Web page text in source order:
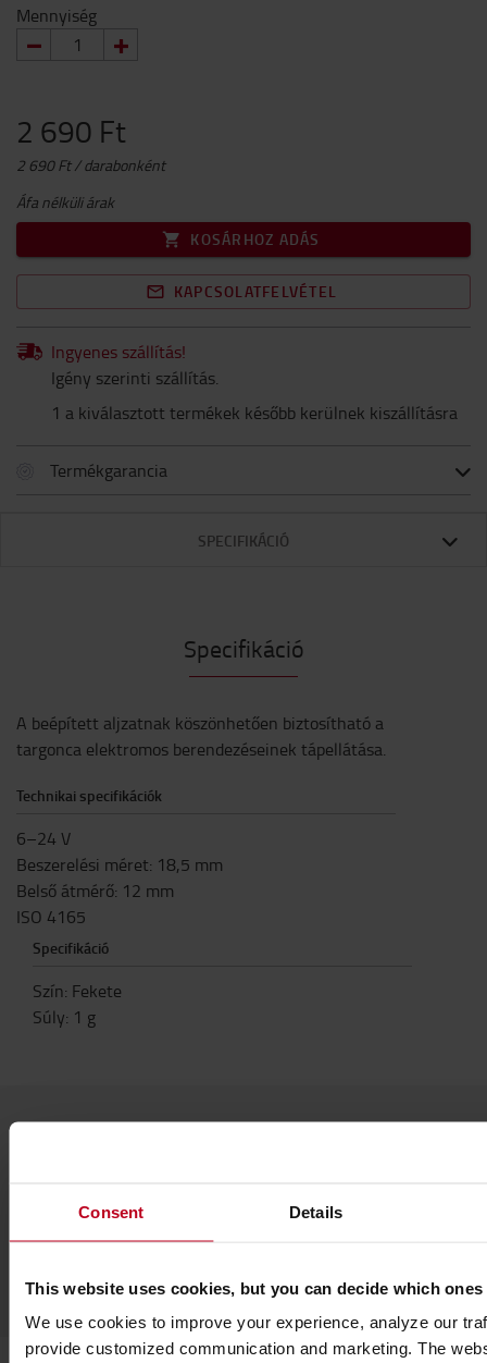
Consent Details
This website uses cookies, but you can decide which ones
We use cookies to improve your experience, analyze our
provide customized communication and marketing. The
Mennyiség
2 690 Ft
2 690 Ft / darabonként
Áfa nélküli árak
KOSÁRHOZ ADÁS
KAPCSOLATFELVÉTEL
Ingyenes szállítás!
Igény szerinti szállítás.
1 a kiválasztott termékek később kerülnek kiszállításra
Termékgarancia
SPECIFIKÁCIÓ
Specifikáció
A beépített aljzatnak köszönhetően biztosítható a
targonca elektromos berendezéseinek tápellátása.
Technikai specifikációk
6–24 V
Beszerelési méret: 18,5 mm
Belső átmérő: 12 mm
ISO 4165
Specifikáció
Szín: Fekete
Súly: 1 g